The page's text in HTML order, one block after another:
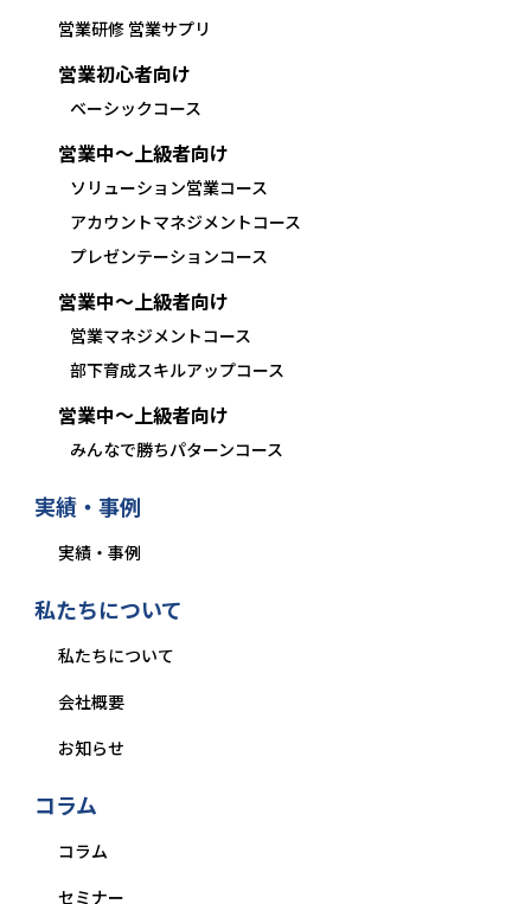
営業研修 営業サプリ
営業初心者向け
ベーシックコース
営業中〜上級者向け
ソリューション営業コース
アカウントマネジメントコース
プレゼンテーションコース
営業中〜上級者向け
営業マネジメントコース
部下育成スキルアップコース
営業中〜上級者向け
みんなで勝ちパターンコース
実績・事例
実績・事例
私たちについて
私たちについて
会社概要
お知らせ
コラム
コラム
セミナー